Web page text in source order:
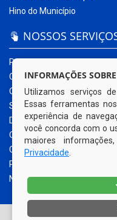
Hino do Município
NOSSOS
Portal da Transparência
Carta de Serviços ao Usuário
Ouvidoria Municipal
Sistema Eletrônico – e-SIC
Diário Oficial
Quadro de Avisos
Contracheque Online
Portal do Contribuinte
Nota Fiscal Eletrônica
INFORMAÇÕES
Utilizamos serviços
Essas ferramentas
experiência de
você concorda com o
maiores
Privacidade